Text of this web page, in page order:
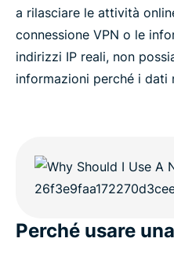
a rilasciare le attività
connessione VPN o le
indirizzi IP reali, non
informazioni perché i dati
Perché usare